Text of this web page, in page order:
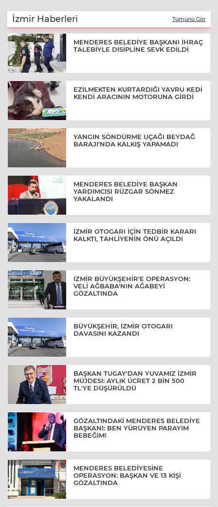
İzmir Haberleri Tümünü Gör
MENDERES BELEDİYE BAŞKANI İHRAÇ
TALEBİYLE DİSİPLİNE SEVK EDİLDİ
EZİLMEKTEN KURTARDIĞI YAVRU KEDİ
KENDİ ARACININ MOTORUNA GİRDİ
YANGIN SÖNDÜRME UÇAĞI BEYDAĞ
BARAJI'NDA KALKIŞ YAPAMADI
MENDERES BELEDİYE BAŞKAN
YARDIMCISI RÜZGAR SÖNMEZ
YAKALANDI
İZMİR OTOGARI İÇİN TEDBİR KARARI
KALKTI, TAHLİYENİN ÖNÜ AÇILDI
İZMİR BÜYÜKŞEHİR'E OPERASYON:
VELİ AĞBABA'NIN AĞABEYİ
GÖZALTINDA
BÜYÜKŞEHİR, İZMİR OTOGARI
DAVASINI KAZANDI
BAŞKAN TUGAY'DAN YUVAMIZ İZMİR
MÜJDESİ: AYLIK ÜCRET 2 BİN 500
TL'YE DÜŞÜRÜLDÜ
GÖZALTINDAKİ MENDERES BELEDİYE
BAŞKANI: BEN YÜRÜYEN PARAYIM
BEBEĞİM!
MENDERES BELEDİYESİNE
OPERASYON: BAŞKAN VE 13 KİŞİ
GÖZALTINDA